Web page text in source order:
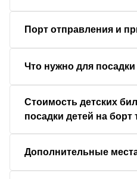
Порт отправления и
Что нужно для
Стоимость детских
посадки детей на борт
Дополнительные